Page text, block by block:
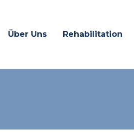
Über Uns Rehabilitation